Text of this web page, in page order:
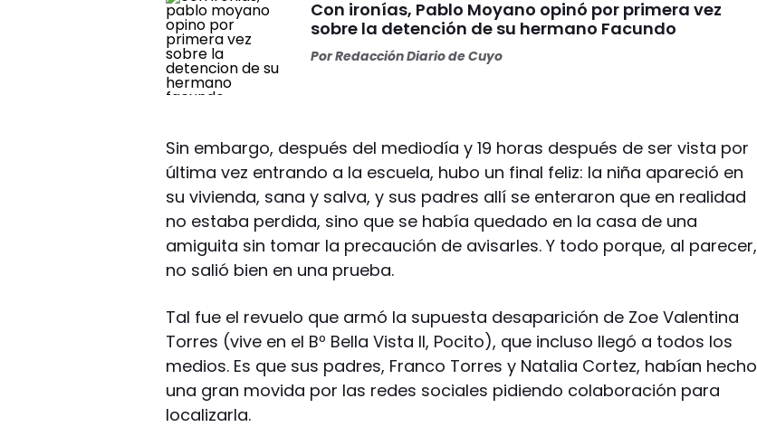
Con ironías, Pablo Moyano opinó por primera vez
sobre la detención de su hermano Facundo
PorRedacción Diario de Cuyo
Sin embargo, después del mediodía y 19 horas después de ser vista por
última vez entrando a la escuela, hubo un final feliz: la niña apareció en
su vivienda, sana y salva, y sus padres allí se enteraron que en realidad
no estaba perdida, sino que se había quedado en la casa de una
amiguita sin tomar la precaución de avisarles. Y todo porque, al parecer,
no salió bien en una prueba.
Tal fue el revuelo que armó la supuesta desaparición de Zoe Valentina
Torres (vive en el Bº Bella Vista II, Pocito), que incluso llegó a todos los
medios. Es que sus padres, Franco Torres y Natalia Cortez, habían hecho
una gran movida por las redes sociales pidiendo colaboración para
localizarla.